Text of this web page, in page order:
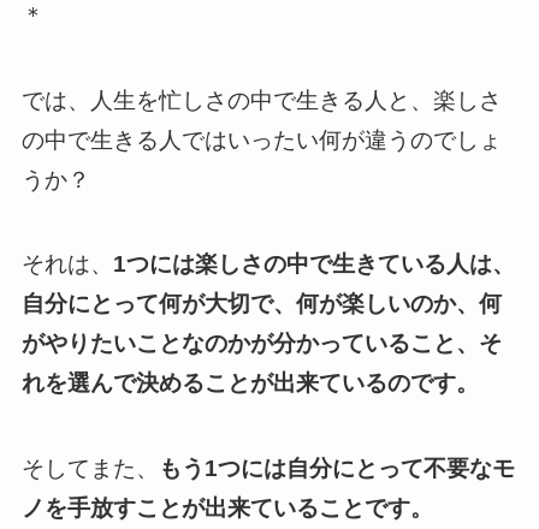
＊
では、人生を忙しさの中で生きる人と、楽しさ
の中で生きる人ではいったい何が違うのでしょ
うか？
それは、 1つには楽しさの中で生きている人は、
自分にとって何が大切で、何が楽しいのか、何
がやりたいことなのかが分かっていること、そ
れを選んで決めることが出来ているのです。
そしてまた、
もう1つには自分にとって不要なモ
ノを手放すことが出来ていることです。